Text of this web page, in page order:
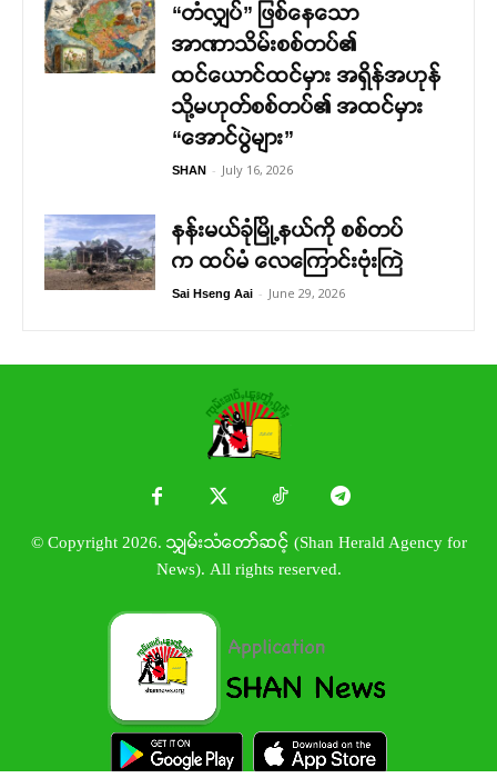
“တံလျှပ်” ဖြစ်နေသော
အာဏာသိမ်းစစ်တပ်၏
ထင်ယောင်ထင်မှား အရှိန်အဟုန်
သို့မဟုတ်စစ်တပ်၏ အထင်မှား
“အောင်ပွဲများ”
SHAN - July 16, 2026
နန်းမယ်ခုံမြို့နယ်ကို စစ်တပ်
က ထပ်မံ လေကြောင်းဗုံးကြဲ
Sai Hseng Aai - June 29, 2026
© Copyright 2026. သျှမ်းသံတော်ဆင့် (Shan Herald Agency for
News). All rights reserved.